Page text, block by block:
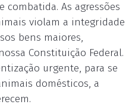
combatida. As agressões
violam a integridade
bens maiores,
Constituição Federal.
urgente, para se
domésticos, a